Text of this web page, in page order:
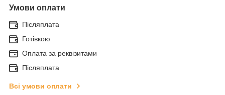
Умови оплати
Післяплата
Готівкою
Оплата за реквізитами
Післяплата
Всі умови оплати